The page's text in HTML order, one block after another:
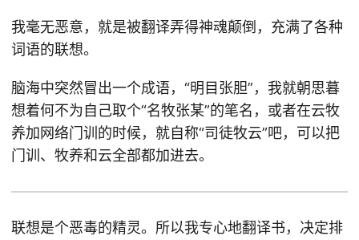
我毫无恶意，就是被翻译弄得神魂颠倒，充满了各种
词语的联想。
脑海中突然冒出一个成语，“明目张胆”，我就朝思暮
想着何不为自己取个“名牧张某”的笔名，或者在云牧
养加网络门训的时候，就自称“司徒牧云”吧，可以把
门训、牧养和云全部都加进去。
联想是个恶毒的精灵。所以我专心地翻译书，决定排